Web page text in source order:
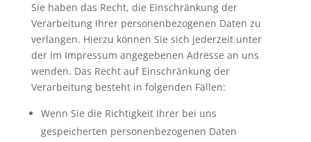
Sie haben das Recht, die Einschränkung der
Verarbeitung Ihrer personenbezogenen Daten zu
verlangen. Hierzu können Sie sich jederzeit unter
der im Impressum angegebenen Adresse an uns
wenden. Das Recht auf Einschränkung der
Verarbeitung besteht in folgenden Fällen:
Wenn Sie die Richtigkeit Ihrer bei uns
gespeicherten personenbezogenen Daten